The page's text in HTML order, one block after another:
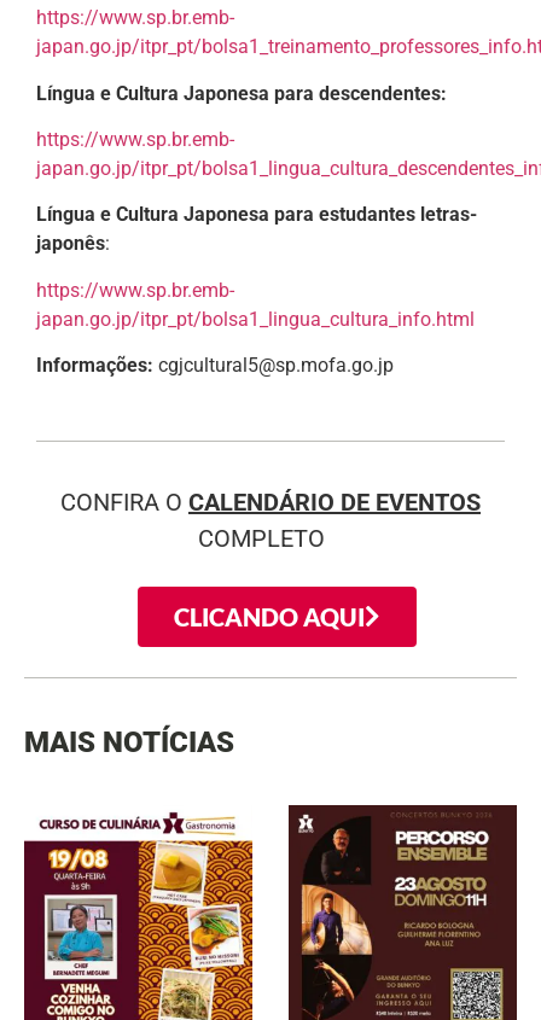
https://www.sp.br.emb-
japan.go.jp/itpr_pt/
Língua e Cultura Japonesa para descendentes:
https://www.sp.br.emb-
japan.go.jp/itpr_pt/
Língua e Cultura Japonesa para estudantes letras-
japonês:
https://www.sp.br.emb-
japan.go.jp/itpr_pt/bolsa1_lingua_cultura_info.html
Informações: cgjcultural5@sp.mofa.go.jp
CONFIRA O CALENDÁRIO DE EVENTOS
COMPLETO
CLICANDO AQUI
MAIS NOTÍCIAS